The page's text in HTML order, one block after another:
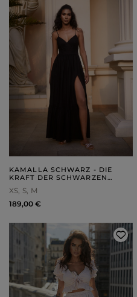
KAMALLA SCHWARZ - DIE
KRAFT DER SCHWARZEN
XS S M
189,00 €